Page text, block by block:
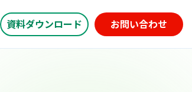
資料ダウンロード お問い合わせ